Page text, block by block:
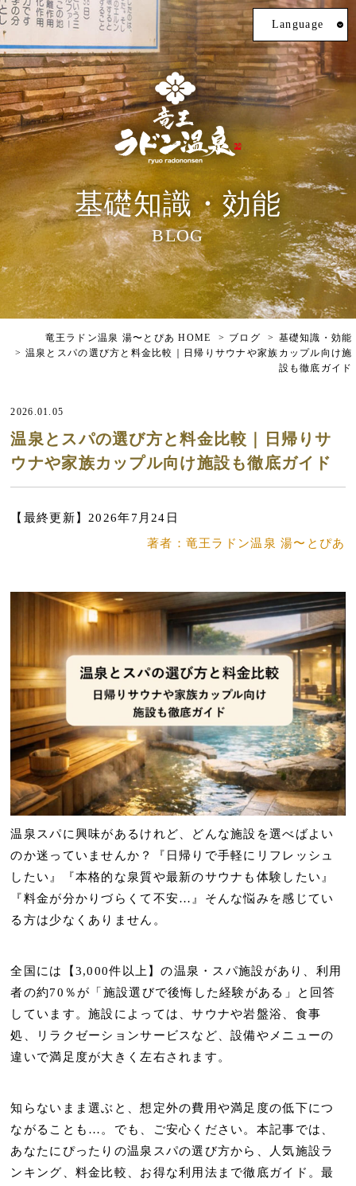
基礎知識・効能
BLOG
Language
竜王ラドン温泉 湯〜とぴあ HOME ブログ
基礎知識・効能
温泉とスパの選び方と料金比較｜日帰りサウナや家族カップル向け施
設も徹底ガイド
2026.01.05
温泉とスパの選び方と料金比較｜日帰りサ
ウナや家族カップル向け施設も徹底ガイド
【最終更新】2026年7月24日
著者：竜王ラドン温泉 湯〜とぴあ
温泉スパに興味があるけれど、どんな施設を選べばよい
のか迷っていませんか？『日帰りで手軽にリフレッシュ
したい』『本格的な泉質や最新のサウナも体験したい』
『料金が分かりづらくて不安…』そんな悩みを感じてい
る方は少なくありません。
全国には【3,000件以上】の温泉・スパ施設があり、利用
者の約70％が「施設選びで後悔した経験がある」と回答
しています。施設によっては、サウナや岩盤浴、食事
処、リラクゼーションサービスなど、設備やメニューの
違いで満足度が大きく左右されます。
知らないまま選ぶと、想定外の費用や満足度の低下につ
ながることも…。でも、ご安心ください。 本記事では、
あなたにぴったりの温泉スパの選び方から、人気施設ラ
ンキング、料金比較、お得な利用法まで徹底ガイド。最